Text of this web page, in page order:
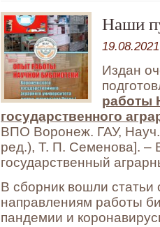
Наши
19.08.2021
Издан
работы
государственного
ВПО Воронеж. ГАУ, Науч.
ред.), Т. П. Семенова]. –
государственный
В сборник вошли
направлениям работы
пандемии и